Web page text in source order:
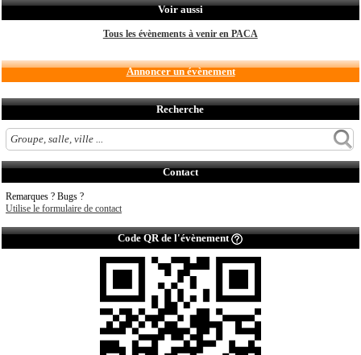
Voir aussi
Tous les évènements à venir en PACA
Annoncer un évènement
Recherche
Contact
Remarques ? Bugs ?
Utilise le formulaire de contact
Code QR de l'évènement